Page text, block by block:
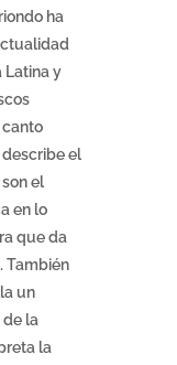
ha
Latina y
canto
describe el
el
en lo
que da
También
un
de la
la